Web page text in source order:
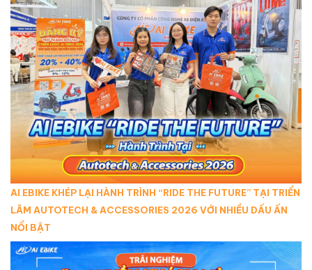
AI EBIKE KHÉP LẠI HÀNH TRÌNH “RIDE THE FUTURE” TẠI TRIỂN
LÃM AUTOTECH & ACCESSORIES 2026 VỚI NHIỀU DẤU ẤN
NỔI BẬT